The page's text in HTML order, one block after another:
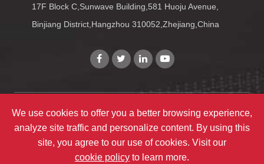
17F Block C,Sunwave Building,581 Huoju Avenue,
Binjiang District,Hangzhou 310052,Zhejiang,China
Copyright© Zhejiang ULIRVISION Technology Co., Ltd.
TY_ALL_RIGHTS_RESERVEDS
TY_SITEMAPS | TY_PRIVACY
We use cookies to offer you a better browsing experience,
analyze site traffic and personalize content. By using this
site, you agree to our use of cookies. Visit our
cookie policy to learn more.